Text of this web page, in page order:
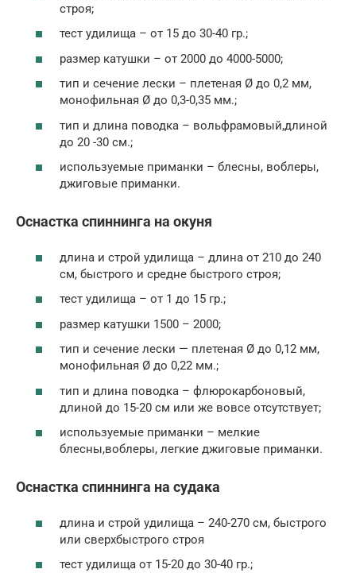
строя;
тест удилища – от 15 до 30-40 гр.;
размер катушки – от 2000 до 4000-5000;
тип и сечение лески – плетеная Ø до 0,2 мм,
монофильная Ø до 0,3-0,35 мм.;
тип и длина поводка – вольфрамовый,длиной
до 20 -30 см.;
используемые приманки – блесны, воблеры,
джиговые приманки.
Оснастка спиннинга на окуня
длина и строй удилища – длина от 210 до 240
см, быстрого и средне быстрого строя;
тест удилища – от 1 до 15 гр.;
размер катушки 1500 – 2000;
тип и сечение лески — плетеная Ø до 0,12 мм,
монофильная Ø до 0,22 мм.;
тип и длина поводка – флюрокарбоновый,
длиной до 15-20 см или же вовсе отсутствует;
используемые приманки – мелкие
блесны,воблеры, легкие джиговые приманки.
Оснастка спиннинга на судака
длина и строй удилища – 240-270 см, быстрого
или сверхбыстрого строя
тест удилища от 15-20 до 30-40 гр.;